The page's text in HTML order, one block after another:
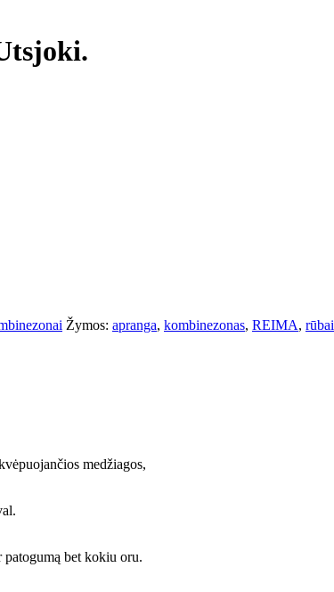
Žymos: apranga, kombinezonas, REIMA, rūbai
medžiagos,
patogumą bet kokiu oru.